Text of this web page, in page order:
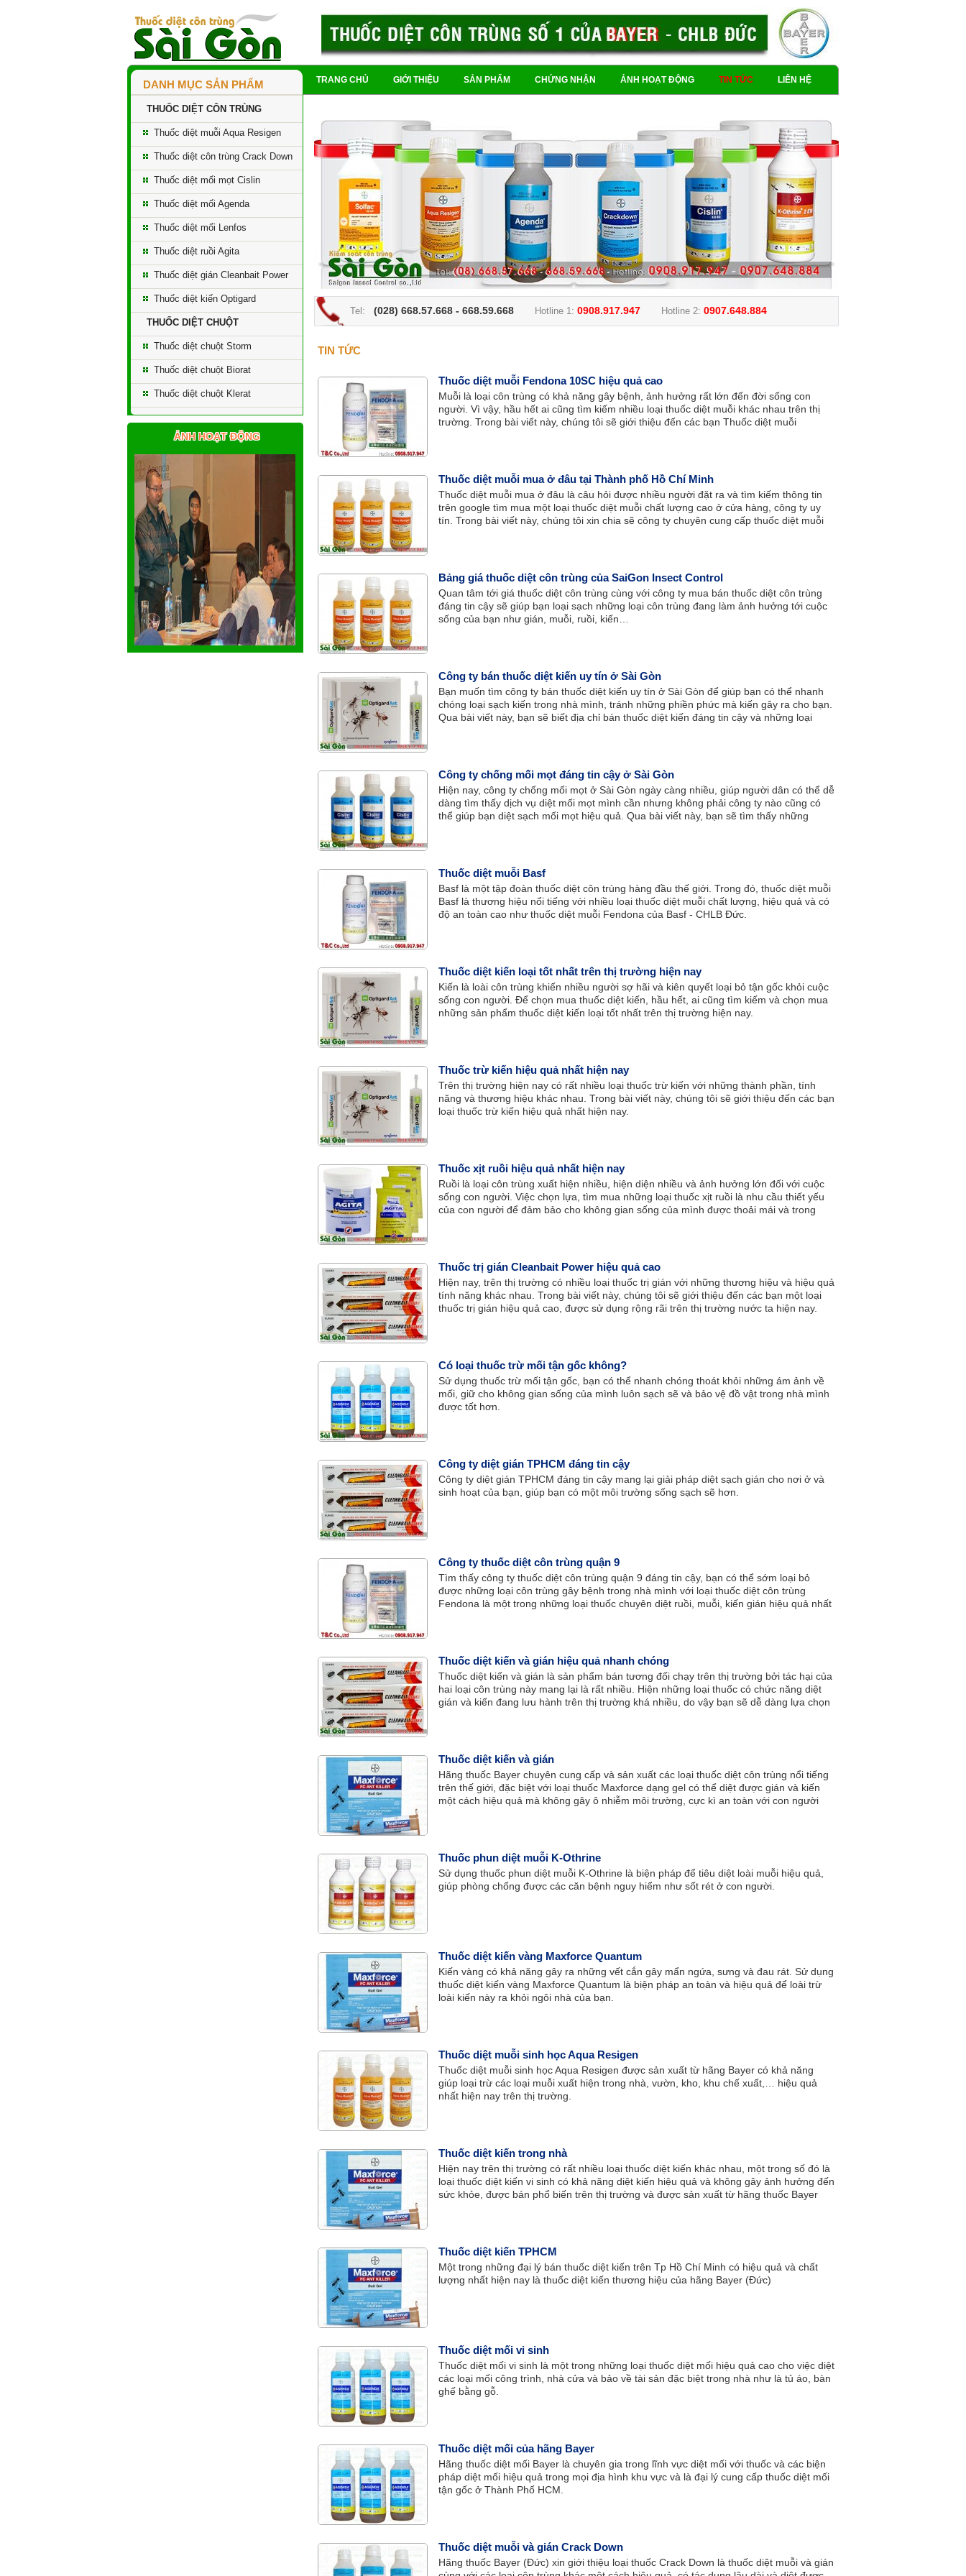
TRANG CHỦ GIỚI THIỆU SẢN PHẨM CHỨNG NHẬN ẢNH HOẠT ĐỘNG TIN TỨC LIÊN HỆ
Tel: (028) 668.57.668 - 668.59.668 Hotline 1: 0908.917.947 Hotline 2: 0907.648.884
DANH MỤC SẢN PHẨM
THUỐC DIỆT CÔN TRÙNG
Thuốc diệt muỗi Aqua Resigen
Thuốc diệt côn trùng Crack Down
Thuốc diệt mối mọt Cislin
Thuốc diệt mối Agenda
Thuốc diệt mối Lenfos
Thuốc diệt ruồi Agita
Thuốc diệt gián Cleanbait Power
Thuốc diệt kiến Optigard
THUỐC DIỆT CHUỘT
Thuốc diệt chuột Storm
Thuốc diệt chuột Biorat
Thuốc diệt chuột Klerat
ẢNH HOẠT ĐỘNG
TIN TỨC
Thuốc diệt muỗi Fendona 10SC hiệu quả cao
Muỗi là loại côn trùng có khả năng gây bệnh, ảnh hưởng rất lớn đến đời sống con
người. Vì vậy, hầu hết ai cũng tìm kiếm nhiều loại thuốc diệt muỗi khác nhau trên thị
trường. Trong bài viết này, chúng tôi sẽ giới thiệu đến các bạn Thuốc diệt muỗi
Thuốc diệt muỗi mua ở đâu tại Thành phố Hồ Chí Minh
Thuốc diệt muỗi mua ở đâu là câu hỏi được nhiều người đặt ra và tìm kiếm thông tin
trên google tìm mua một loại thuốc diệt muỗi chất lượng cao ở cửa hàng, công ty uy
tín. Trong bài viết này, chúng tôi xin chia sẽ công ty chuyên cung cấp thuốc diệt muỗi
Bảng giá thuốc diệt côn trùng của SaiGon Insect Control
Quan tâm tới giá thuốc diệt côn trùng cùng với công ty mua bán thuốc diệt côn trùng
đáng tin cậy sẽ giúp bạn loại sạch những loại côn trùng đang làm ảnh hưởng tới cuộc
sống của bạn như gián, muỗi, ruồi, kiến…
Công ty bán thuốc diệt kiến uy tín ở Sài Gòn
Bạn muốn tìm công ty bán thuốc diệt kiến uy tín ở Sài Gòn để giúp bạn có thể nhanh
chóng loại sạch kiến trong nhà mình, tránh những phiền phức mà kiến gây ra cho bạn.
Qua bài viết này, bạn sẽ biết địa chỉ bán thuốc diệt kiến đáng tin cậy và những loại
Công ty chống mối mọt đáng tin cậy ở Sài Gòn
Hiện nay, công ty chống mối mọt ở Sài Gòn ngày càng nhiều, giúp người dân có thể dễ
dàng tìm thấy dịch vụ diệt mối mọt mình cần nhưng không phải công ty nào cũng có
thể giúp bạn diệt sạch mối mọt hiệu quả. Qua bài viết này, bạn sẽ tìm thấy những
Thuốc diệt muỗi Basf
Basf là một tập đoàn thuốc diệt côn trùng hàng đầu thế giới. Trong đó, thuốc diệt muỗi
Basf là thương hiệu nổi tiếng với nhiều loại thuốc diệt muỗi chất lượng, hiệu quả và có
độ an toàn cao như thuốc diệt muỗi Fendona của Basf - CHLB Đức.
Thuốc diệt kiến loại tốt nhất trên thị trường hiện nay
Kiến là loài côn trùng khiến nhiều người sợ hãi và kiên quyết loại bỏ tận gốc khỏi cuộc
sống con người. Để chọn mua thuốc diệt kiến, hầu hết, ai cũng tìm kiếm và chọn mua
những sản phẩm thuốc diệt kiến loại tốt nhất trên thị trường hiện nay.
Thuốc trừ kiến hiệu quả nhất hiện nay
Trên thị trường hiện nay có rất nhiều loại thuốc trừ kiến với những thành phần, tính
năng và thương hiệu khác nhau. Trong bài viết này, chúng tôi sẽ giới thiệu đến các bạn
loại thuốc trừ kiến hiệu quả nhất hiện nay.
Thuốc xịt ruồi hiệu quả nhất hiện nay
Ruồi là loại côn trùng xuất hiện nhiều, hiện diện nhiều và ảnh hưởng lớn đối với cuộc
sống con người. Việc chọn lựa, tìm mua những loại thuốc xịt ruồi là nhu cầu thiết yếu
của con người để đảm bảo cho không gian sống của mình được thoải mái và trong
Thuốc trị gián Cleanbait Power hiệu quả cao
Hiện nay, trên thị trường có nhiều loại thuốc trị gián với những thương hiệu và hiệu quả
tính năng khác nhau. Trong bài viết này, chúng tôi sẽ giới thiệu đến các bạn một loại
thuốc trị gián hiệu quả cao, được sử dụng rộng rãi trên thị trường nước ta hiện nay.
Có loại thuốc trừ mối tận gốc không?
Sử dụng thuốc trừ mối tận gốc, bạn có thể nhanh chóng thoát khỏi những ám ảnh về
mối, giữ cho không gian sống của mình luôn sạch sẽ và bảo vệ đồ vật trong nhà mình
được tốt hơn.
Công ty diệt gián TPHCM đáng tin cậy
Công ty diệt gián TPHCM đáng tin cậy mang lại giải pháp diệt sạch gián cho nơi ở và
sinh hoạt của bạn, giúp bạn có một môi trường sống sạch sẽ hơn.
Công ty thuốc diệt côn trùng quận 9
Tìm thấy công ty thuốc diệt côn trùng quận 9 đáng tin cậy, bạn có thể sớm loại bỏ
được những loại côn trùng gây bệnh trong nhà mình với loại thuốc diệt côn trùng
Fendona là một trong những loại thuốc chuyên diệt ruồi, muỗi, kiến gián hiệu quả nhất
Thuốc diệt kiến và gián hiệu quả nhanh chóng
Thuốc diệt kiến và gián là sản phẩm bán tương đối chạy trên thị trường bởi tác hại của
hai loại côn trùng này mang lại là rất nhiều. Hiện những loại thuốc có chức năng diệt
gián và kiến đang lưu hành trên thị trường khá nhiều, do vậy bạn sẽ dễ dàng lựa chọn
Thuốc diệt kiến và gián
Hãng thuốc Bayer chuyên cung cấp và sản xuất các loại thuốc diệt côn trùng nổi tiếng
trên thế giới, đặc biệt với loại thuốc Maxforce dạng gel có thể diệt được gián và kiến
một cách hiệu quả mà không gây ô nhiễm môi trường, cực kì an toàn với con người
Thuốc phun diệt muỗi K-Othrine
Sử dụng thuốc phun diệt muỗi K-Othrine là biện pháp để tiêu diệt loài muỗi hiệu quả,
giúp phòng chống được các căn bệnh nguy hiểm như sốt rét ở con người.
Thuốc diệt kiến vàng Maxforce Quantum
Kiến vàng có khả năng gây ra những vết cắn gây mẩn ngứa, sưng và đau rát. Sử dụng
thuốc diệt kiến vàng Maxforce Quantum là biện pháp an toàn và hiệu quả để loài trừ
loài kiến này ra khỏi ngôi nhà của bạn.
Thuốc diệt muỗi sinh học Aqua Resigen
Thuốc diệt muỗi sinh học Aqua Resigen được sản xuất từ hãng Bayer có khả năng
giúp loại trừ các loại muỗi xuất hiện trong nhà, vườn, kho, khu chế xuất,… hiệu quả
nhất hiện nay trên thị trường.
Thuốc diệt kiến trong nhà
Hiện nay trên thị trường có rất nhiều loại thuốc diệt kiến khác nhau, một trong số đó là
loại thuốc diệt kiến vi sinh có khả năng diệt kiến hiệu quả và không gây ảnh hưởng đến
sức khỏe, được bán phổ biến trên thị trường và được sản xuất từ hãng thuốc Bayer
Thuốc diệt kiến TPHCM
Một trong những đại lý bán thuốc diệt kiến trên Tp Hồ Chí Minh có hiệu quả và chất
lượng nhất hiện nay là thuốc diệt kiến thương hiệu của hãng Bayer (Đức)
Thuốc diệt mối vi sinh
Thuốc diệt mối vi sinh là một trong những loại thuốc diệt mối hiệu quả cao cho việc diệt
các loại mối công trình, nhà cửa và bảo về tài sản đặc biệt trong nhà như là tủ áo, bàn
ghế bằng gỗ.
Thuốc diệt mối của hãng Bayer
Hãng thuốc diệt mối Bayer là chuyên gia trong lĩnh vực diệt mối với thuốc và các biện
pháp diệt mối hiệu quả trong mọi địa hình khu vực và là đại lý cung cấp thuốc diệt mối
tận gốc ở Thành Phố HCM.
Thuốc diệt muỗi và gián Crack Down
Hãng thuốc Bayer (Đức) xin giới thiệu loại thuốc Crack Down là thuốc diệt muỗi và gián